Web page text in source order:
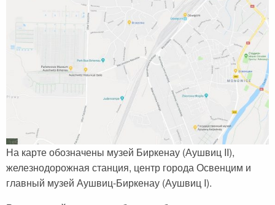
На карте обозначены музей Биркенау (Аушвиц II),
железнодорожная станция, центр города Освенцим и
главный музей Аушвиц-Биркенау (Аушвиц I).